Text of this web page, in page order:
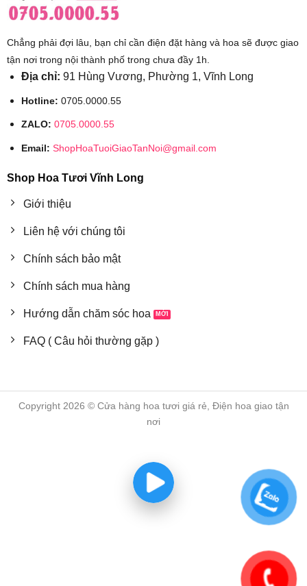
Chẳng phải đợi lâu, bạn chỉ cần điện đặt hàng và hoa sẽ được giao
tận nơi trong nội thành phố trong chưa đầy 1h.
Địa chỉ: 91 Hùng Vương, Phường 1, Vĩnh Long
Hotline: 0705.0000.55
ZALO: 0705.0000.55
Email: ShopHoaTuoiGiaoTanNoi@gmail.com
Shop Hoa Tươi Vĩnh Long
Giới thiệu
Liên hệ với chúng tôi
Chính sách bảo mật
Chính sách mua hàng
Hướng dẫn chăm sóc hoa
FAQ ( Câu hỏi thường gặp )
Copyright 2026 © Cửa hàng hoa tươi giá rẻ, Điện hoa giao tận
nơi